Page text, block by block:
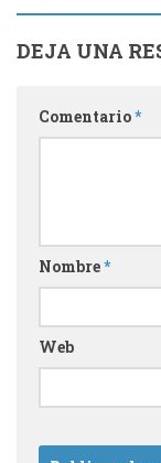
DEJA UNA
Comentario*
Nombre*
Web